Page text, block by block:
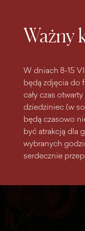
Ważny
W dniach 8-15
będą zdjęcia do
cały czas
dziedziniec (w
będą czasowo
być atrakcją dla
wybranych
serdecznie